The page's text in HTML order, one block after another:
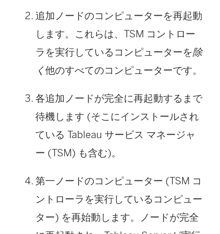
追加ノードのコンピューターを再起動
します。これらは、TSM コントロー
ラを実行しているコンピューターを除
く他のすべてのコンピューターです。
各追加ノードが完全に再起動するまで
待機します (そこにインストールされ
ている Tableau サービス マネージャ
ー (TSM) も含む)。
第一ノードのコンピューター (TSM コ
ントローラを実行しているコンピュー
ター) を再始動します。ノードが完全